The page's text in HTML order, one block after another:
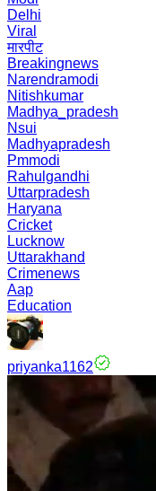
Delhi
Viral
मारपीट
Breakingnews
Narendramodi
Nitishkumar
Madhya_pradesh
Nsui
Madhyapradesh
Pmmodi
Rahulgandhi
Uttarpradesh
Haryana
Cricket
Lucknow
Uttarakhand
Crimenews
Aap
Education
priyanka1162